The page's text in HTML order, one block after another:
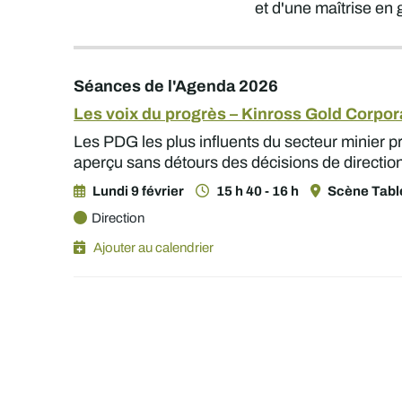
et d'une maîtrise en
Séances de l'Agenda 2026
Les voix du progrès – Kinross Gold
Les PDG les plus influents du secteur minier
aperçu sans détours des décisions de
Lundi 9 février 15 h 40 - 16 h
Scène
Direction
Ajouter au calendrier